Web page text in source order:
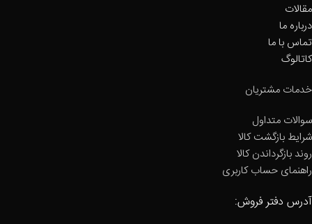
مقالات
درباره ما
تماس با ما
کاتالوگ
خدمات مشتریان
سوالات متداول
شرایط بازگشت کالا
روند بازگرداندن کالا
راهنمای حساب کاربری
آدرس دفتر فروش: